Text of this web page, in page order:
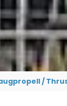
/